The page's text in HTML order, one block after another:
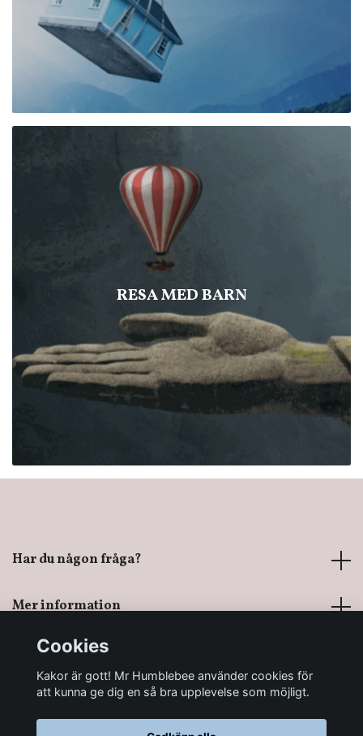
RESA MED BARN
Har du någon fråga?
Mer information
Sociala medier
Cookies
Kakor är gott! Mr Humblebee använder cookies för
att kunna ge dig en så bra upplevelse som möjligt.